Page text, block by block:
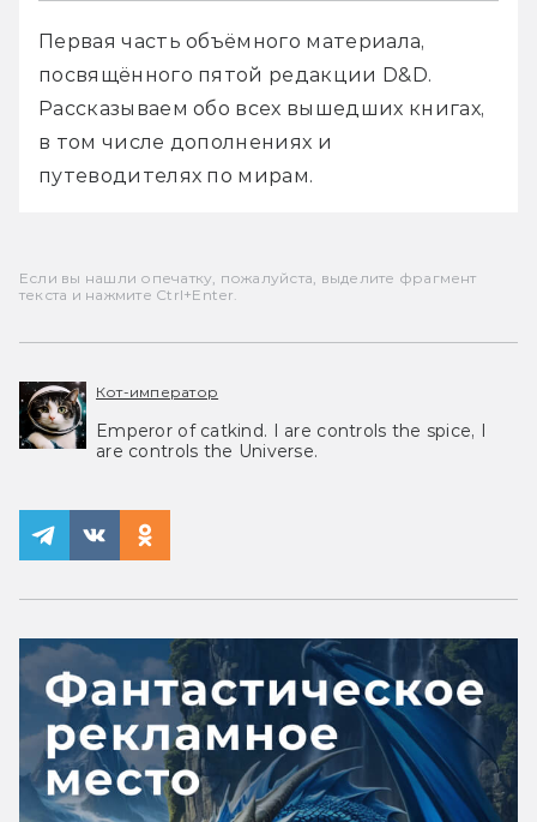
Первая часть объёмного материала,
посвящённого пятой редакции D&D.
Рассказываем обо всех вышедших книгах,
в том числе дополнениях и
путеводителях по мирам.
Если вы нашли опечатку, пожалуйста, выделите фрагмент
текста и нажмите Ctrl+Enter.
Кот-император
Emperor of catkind. I are controls the spice, I
are controls the Universe.